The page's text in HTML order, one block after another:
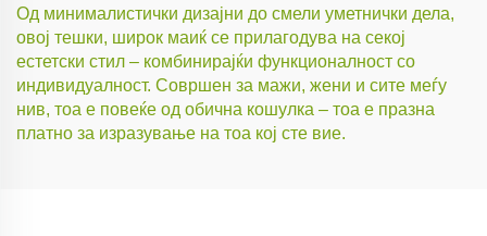
Од минималистички дизајни до смели уметнички дела,
овој тешки, широк маиќ се прилагодува на секој
естетски стил – комбинирајќи функционалност со
индивидуалност. Совршен за мажи, жени и сите меѓу
нив, тоа е повеќе од обична кошулка – тоа е празна
платно за изразување на тоа кој сте вие.